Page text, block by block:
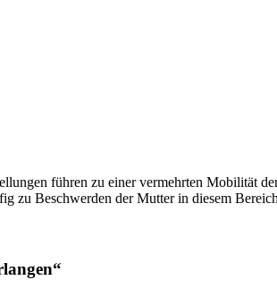
führen zu einer vermehrten Mobilität
zu Beschwerden der Mutter in diesem
“